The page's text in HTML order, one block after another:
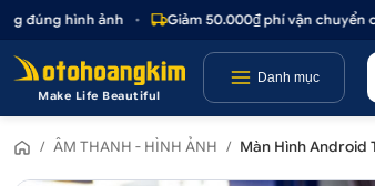
hình ảnh • Giảm 50.000₫ phí vận chuyển cho
Make Life Beautiful
Danh mục
/ ÂM THANH - HÌNH ẢNH / Màn Hình Android